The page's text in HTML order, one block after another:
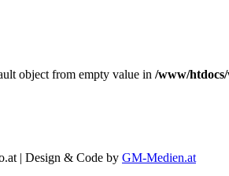
object from empty value in /www/
| Design & Code by GM-Medien.at